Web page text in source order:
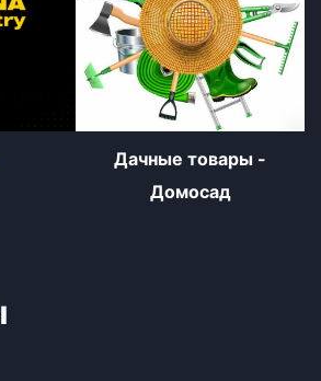
Дачные товары -
Домосад